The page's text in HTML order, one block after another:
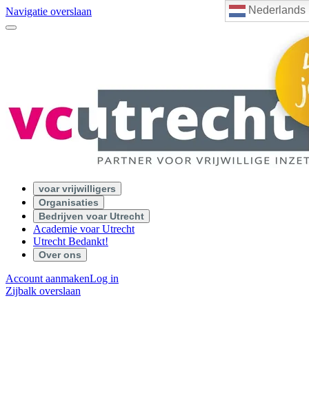
Nederlands
Navigatie overslaan
voar vrijwilligers
Organisaties
Bedrijven voar Utrecht
Academie voar Utrecht
Utrecht Bedankt!
Over ons
Account aanmakenLog in
Zijbalk overslaan